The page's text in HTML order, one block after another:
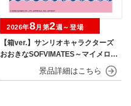
【箱ver.】サンリオキャラクターズ
おおきなSOFVIMATES～マイメロデ
ィ マーメイドver. ～
2026年8月第2週～登場